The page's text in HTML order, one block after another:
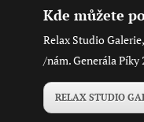
Kde můžete
Relax Studio
/nám. Generála Píky
RELAX STUDIO